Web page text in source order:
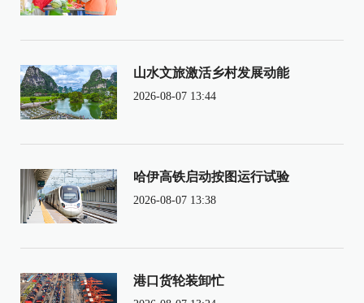
山水文旅激活乡村发展动能
2026-08-07 13:44
哈伊高铁启动按图运行试验
2026-08-07 13:38
港口货轮装卸忙